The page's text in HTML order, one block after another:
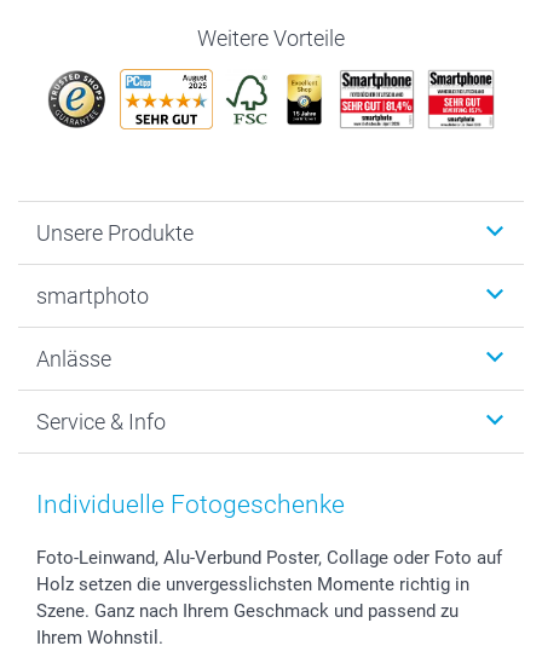
Weitere Vorteile
Unsere Produkte
Fotogeschenke
MyNameBook
Fotoabzüge, Fotos als Buch & Poster
Zubehör & Material
Foto-Kalender & Agenden
Sticker & Etiketten
Geschenk-Gutscheine (PDF)
smartphoto
Warum smartphoto
Datenschutz
AGB
Presse
Partnerprogramme
Investor Relations
B2B smartbusiness
Anlässe
Neujahr
Muttertag
Kommunion & Konfirmation
Hochzeit
Geburtstag
Geburt
Service & Info
Anmelden /Registrieren
Preise und Versandkosten
Lieferfristen
72h Lieferung
Zahlungsmöglichkeiten
Sitemap
Individuelle Fotogeschenke
Foto-Leinwand, Alu-Verbund Poster, Collage oder Foto auf
Holz setzen die unvergesslichsten Momente richtig in
Szene. Ganz nach Ihrem Geschmack und passend zu
Ihrem Wohnstil.